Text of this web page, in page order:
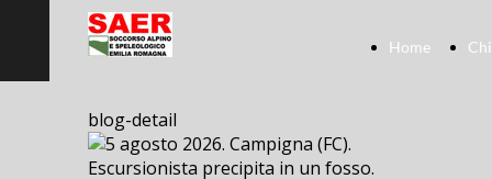
Home
blog-detail